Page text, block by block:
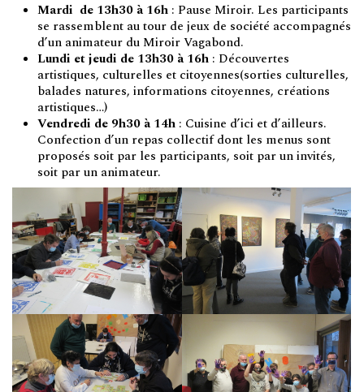
Mardi de 13h30 à 16h: Pause Miroir. Les participants
se rassemblent au tour de jeux de société accompagnés
d’un animateur du Miroir Vagabond.
Lundi et jeudi de 13h30 à 16h: Découvertes
artistiques, culturelles et citoyennes(sorties culturelles,
balades natures, informations citoyennes, créations
artistiques…)
Vendredi de 9h30 à 14h: Cuisine d’ici et d’ailleurs.
Confection d’un repas collectif dont les menus sont
proposés soit par les participants, soit par un invités,
soit par un animateur.